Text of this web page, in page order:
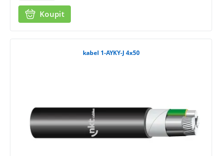
Koupit
kabel 1-AYKY-J 4x50